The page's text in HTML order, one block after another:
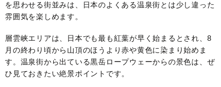
を思わせる街並みは、日本のよくある温泉街とは少し違った
雰囲気を楽しめます。
層雲峡エリアは、日本でも最も紅葉が早く始まるとされ、8
月の終わり頃から山頂のほうより赤や黄色に染まり始めま
す。温泉街から出ている黒岳ロープウェーからの景色は、ぜ
ひ見ておきたい絶景ポイントです。